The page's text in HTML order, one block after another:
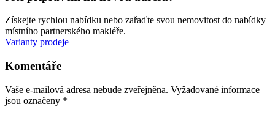
Získejte rychlou nabídku nebo zařaďte svou nemovitost do nabídky
místního partnerského makléře.
Varianty prodeje
Komentáře
Vaše e-mailová adresa nebude zveřejněna. Vyžadované informace
jsou označeny *